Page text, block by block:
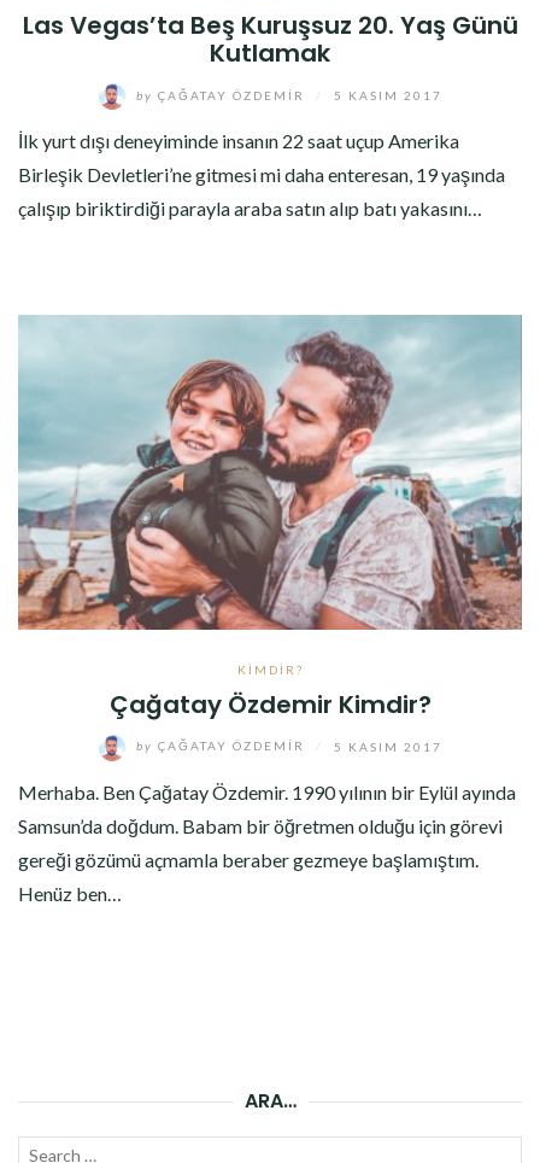
Las Vegas’ta Beş Kuruşsuz 20. Yaş Günü
Kutlamak
by ÇAĞATAY ÖZDEMIR 5 KASIM 2017
İlk yurt dışı deneyiminde insanın 22 saat uçup Amerika
Birleşik Devletleri’ne gitmesi mi daha enteresan, 19 yaşında
çalışıp biriktirdiği parayla araba satın alıp batı yakasını…
KIMDIR?
Çağatay Özdemir Kimdir?
by ÇAĞATAY ÖZDEMIR 5 KASIM 2017
Merhaba. Ben Çağatay Özdemir. 1990 yılının bir Eylül ayında
Samsun’da doğdum. Babam bir öğretmen olduğu için görevi
gereği gözümü açmamla beraber gezmeye başlamıştım.
Henüz ben…
ARA…
Search